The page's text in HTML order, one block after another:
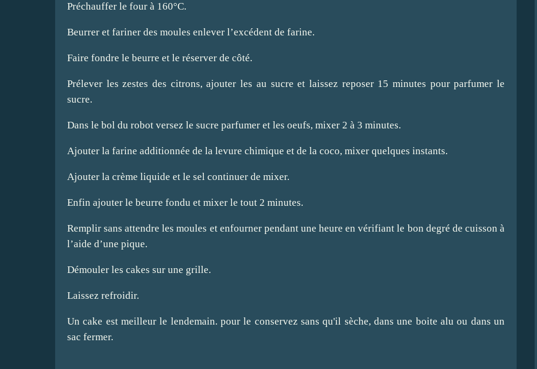
Préchauffer le four à 160°C.
Beurrer et fariner des moules enlever l’excédent de farine.
Faire fondre le beurre et le réserver de côté.
Prélever les zestes des citrons, ajouter les au sucre et laissez reposer 15 minutes pour parfumer le
sucre.
Dans le bol du robot versez le sucre parfumer et les oeufs, mixer 2 à 3 minutes.
Ajouter la farine additionnée de la levure chimique et de la coco, mixer quelques instants.
Ajouter la crème liquide et le sel continuer de mixer.
Enfin ajouter le beurre fondu et mixer le tout 2 minutes.
Remplir sans attendre les moules et enfourner pendant une heure en vérifiant le bon degré de cuisson à
l’aide d’une pique.
Démouler les cakes sur une grille.
Laissez refroidir.
Un cake est meilleur le lendemain. pour le conservez sans qu'il sèche, dans une boite alu ou dans un
sac fermer.